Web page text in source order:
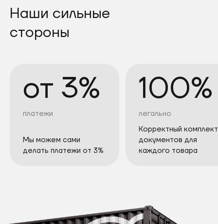
Наши сильные
стороны
от 3%
платежи
Мы можем сами
делать платежи от 3%
100%
легально
Корректный комплект
документов для
каждого товара